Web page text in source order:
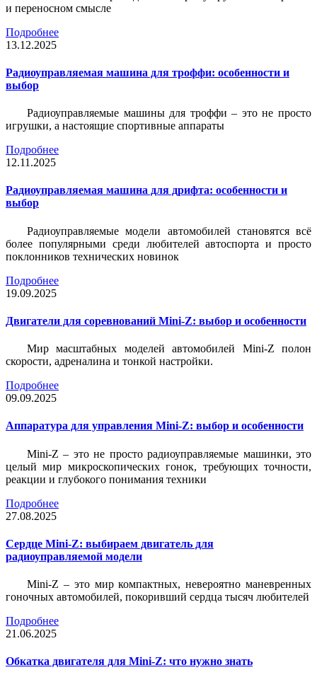
и переносном смысле
Подробнее
13.12.2025
Радиоуправляемая машина для троффи: особенности и
выбор
Радиоуправляемые машины для троффи – это не просто
игрушки, а настоящие спортивные аппараты
Подробнее
12.11.2025
Радиоуправляемая машина для дрифта: особенности и
выбор
Радиоуправляемые модели автомобилей становятся всё
более популярными среди любителей автоспорта и просто
поклонников технических новинок
Подробнее
19.09.2025
Двигатели для соревнований Mini-Z: выбор и особенности
Мир масштабных моделей автомобилей Mini-Z полон
скорости, адреналина и тонкой настройки.
Подробнее
09.09.2025
Аппаратура для управления Mini-Z: выбор и особенности
Mini-Z – это не просто радиоуправляемые машинки, это
целый мир микроскопических гонок, требующих точности,
реакции и глубокого понимания техники
Подробнее
27.08.2025
Сердце Mini-Z: выбираем двигатель для
радиоуправляемой модели
Mini-Z – это мир компактных, невероятно маневренных
гоночных автомобилей, покоривший сердца тысяч любителей
Подробнее
21.06.2025
Обкатка двигателя для Mini-Z: что нужно знать